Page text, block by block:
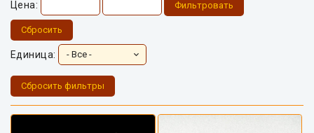
Цена: Фильтровать
Сбросить
Единица:
Сбросить фильтры